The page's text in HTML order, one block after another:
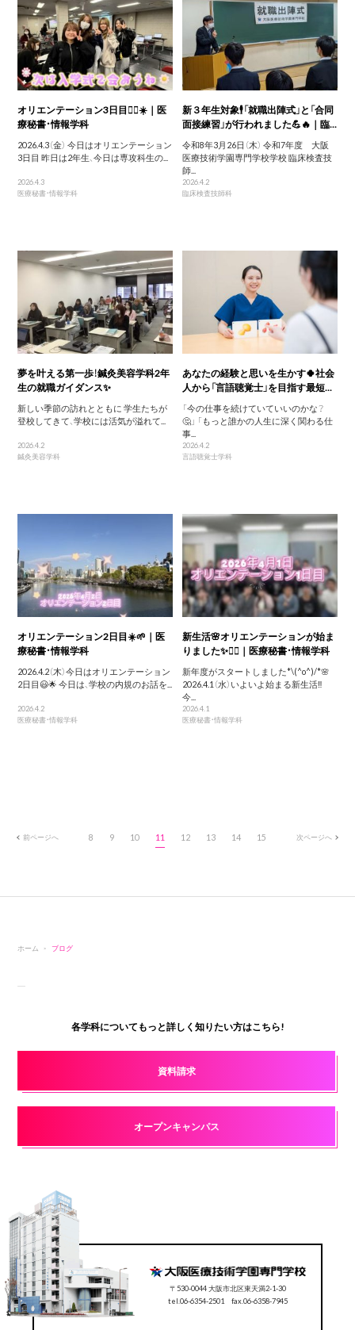
オリエンテーション3日目🙆‍♀️☀️｜医
療秘書・情報学科
2026.4.3（金） 今日はオリエンテーション
3日目 昨日は2年生、今日は専攻科生の...
2026.4.3
医療秘書・情報学科
新３年生対象🕴️「就職出陣式」と「合同
面接練習」が行われました💪🔥｜臨...
令和8年3月26日（木） 令和7年度 大阪
医療技術学園専門学校学校 臨床検査技
師...
2026.4.2
臨床検査技師科
夢を叶える第一歩！鍼灸美容学科2年
生の就職ガイダンス✨
新しい季節の訪れとともに 学生たちが
登校してきて、学校には活気が溢れて...
2026.4.2
鍼灸美容学科
あなたの経験と思いを生かす🍀社会
人から「言語聴覚士」を目指す最短...
「今の仕事を続けていていいのかな？
🤔」 「もっと誰かの人生に深く関わる仕
事...
2026.4.2
言語聴覚士学科
オリエンテーション2日目☀️🌱｜医
療秘書・情報学科
2026.4.2（木）今日はオリエンテーション
2日目😃🌟 今日は、学校の内規のお話を...
2026.4.2
医療秘書・情報学科
新生活🌸オリエンテーションが始ま
りました✨💁‍♀️｜医療秘書・情報学科
新年度がスタートしました*\(^o^)/*🌸
2026.4.1（水）いよいよ始まる新生活‼︎
今...
2026.4.1
医療秘書・情報学科
前ページへ 8 9 10 11 12 13 14 15 次ページへ
ホーム ブログ
各学科についてもっと詳しく知りたい方はこちら!
資料請求
オープンキャンパス
〒530-0044 大阪市北区東天満2-1-30
tel.06-6354-2501 fax.06-6358-7945